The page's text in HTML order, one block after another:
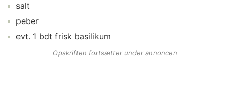
salt
peber
evt. 1 bdt frisk basilikum
Opskriften fortsætter under annoncen